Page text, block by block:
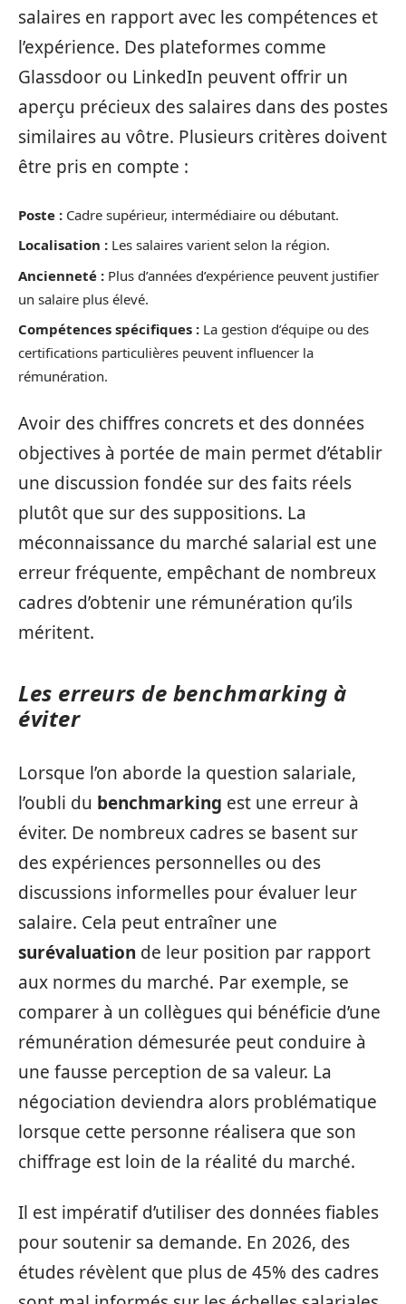
salaires en rapport avec les compétences et
l’expérience. Des plateformes comme
Glassdoor ou LinkedIn peuvent offrir un
aperçu précieux des salaires dans des postes
similaires au vôtre. Plusieurs critères doivent
être pris en compte :
Poste : Cadre supérieur, intermédiaire ou débutant.
Localisation : Les salaires varient selon la région.
Ancienneté : Plus d’années d’expérience peuvent justifier
un salaire plus élevé.
Compétences spécifiques : La gestion d’équipe ou des
certifications particulières peuvent influencer la
rémunération.
Avoir des chiffres concrets et des données
objectives à portée de main permet d’établir
une discussion fondée sur des faits réels
plutôt que sur des suppositions. La
méconnaissance du marché salarial est une
erreur fréquente, empêchant de nombreux
cadres d’obtenir une rémunération qu’ils
méritent.
Les erreurs de benchmarking à
éviter
Lorsque l’on aborde la question salariale,
l’oubli du benchmarking est une erreur à
éviter. De nombreux cadres se basent sur
des expériences personnelles ou des
discussions informelles pour évaluer leur
salaire. Cela peut entraîner une
surévaluation de leur position par rapport
aux normes du marché. Par exemple, se
comparer à un collègues qui bénéficie d’une
rémunération démesurée peut conduire à
une fausse perception de sa valeur. La
négociation deviendra alors problématique
lorsque cette personne réalisera que son
chiffrage est loin de la réalité du marché.
Il est impératif d’utiliser des données fiables
pour soutenir sa demande. En 2026, des
études révèlent que plus de 45% des cadres